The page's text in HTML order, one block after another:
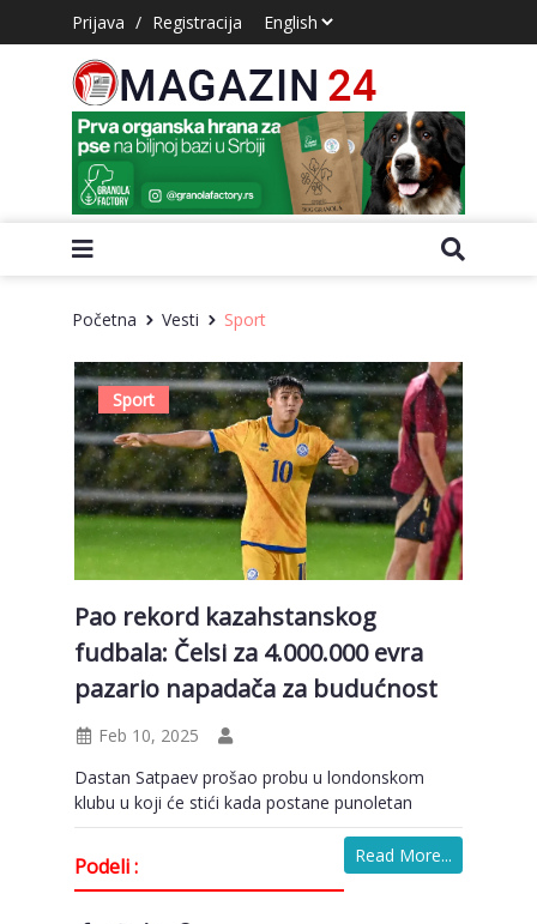
Prijava / Registracija
Početna Vesti Sport
Sport
Pao rekord kazahstanskog
fudbala: Čelsi za 4.000.000 evra
pazario napadača za budućnost
Feb 10, 2025
Dastan Satpaev prošao probu u londonskom
klubu u koji će stići kada postane punoletan
Read More...
Podeli :